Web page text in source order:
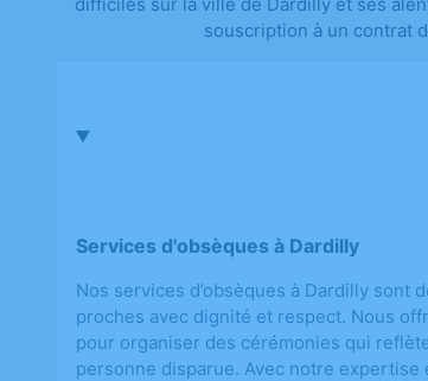
souscription à un contrat
Services d'obsèques à Dardilly
Nos services d’obsèques à Dardilly sont
proches avec dignité et respect. Nous
pour organiser des cérémonies qui
personne disparue. Avec notre